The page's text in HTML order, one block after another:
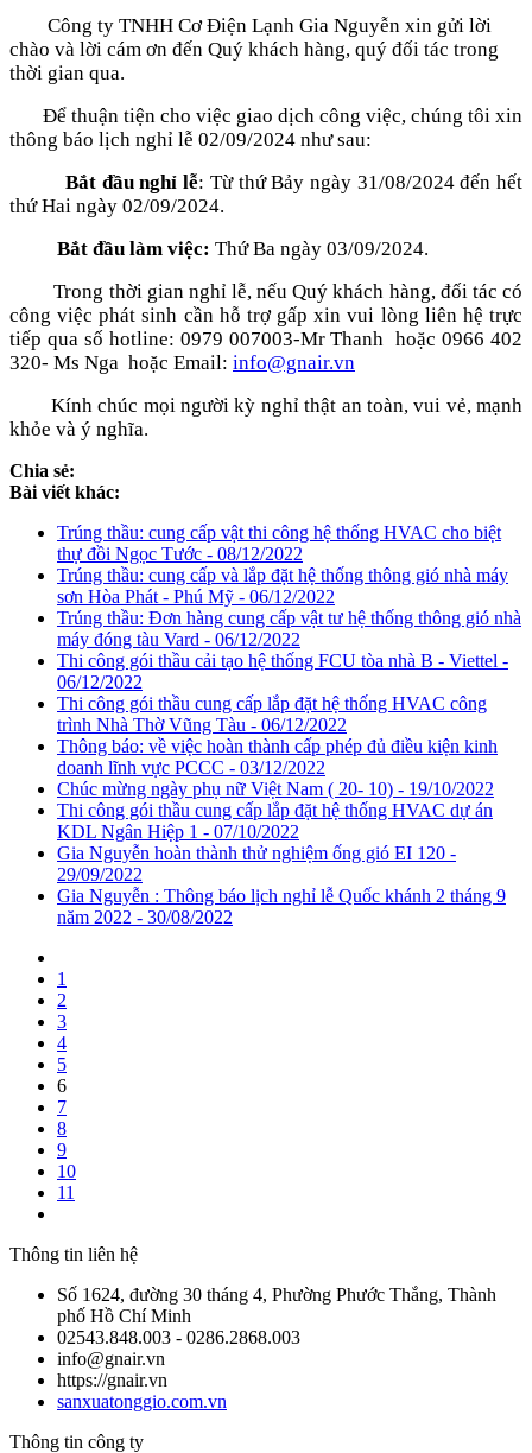
Công ty TNHH Cơ Điện Lạnh Gia Nguyễn xin gửi lời
chào và lời cám ơn đến Quý khách hàng, quý đối tác trong
thời gian qua.
Để thuận tiện cho việc giao dịch công việc, chúng tôi xin
thông báo lịch nghỉ lễ 02/09/2024 như sau:
Bắt đầu nghỉ lễ: Từ thứ Bảy ngày 31/08/2024 đến hết
thứ Hai ngày 02/09/2024.
Bắt đầu làm việc: Thứ Ba ngày 03/09/2024.
Trong thời gian nghỉ lễ, nếu Quý khách hàng, đối tác có
công việc phát sinh cần hỗ trợ gấp xin vui lòng liên hệ trực
tiếp qua số hotline: 0979 007003-Mr Thanh hoặc 0966 402
320- Ms Nga hoặc Email: info@gnair.vn
Kính chúc mọi người kỳ nghỉ thật an toàn, vui vẻ, mạnh
khỏe và ý nghĩa.
Chia sẻ:
Bài viết khác:
Trúng thầu: cung cấp vật thi công hệ thống HVAC cho biệt
thự đồi Ngọc Tước - 08/12/2022
Trúng thầu: cung cấp và lắp đặt hệ thống thông gió nhà máy
sơn Hòa Phát - Phú Mỹ - 06/12/2022
Trúng thầu: Đơn hàng cung cấp vật tư hệ thống thông gió nhà
máy đóng tàu Vard - 06/12/2022
Thi công gói thầu cải tạo hệ thống FCU tòa nhà B - Viettel -
06/12/2022
Thi công gói thầu cung cấp lắp đặt hệ thống HVAC công
trình Nhà Thờ Vũng Tàu - 06/12/2022
Thông báo: về việc hoàn thành cấp phép đủ điều kiện kinh
doanh lĩnh vực PCCC - 03/12/2022
Chúc mừng ngày phụ nữ Việt Nam ( 20- 10) - 19/10/2022
Thi công gói thầu cung cấp lắp đặt hệ thống HVAC dự án
KDL Ngân Hiệp 1 - 07/10/2022
Gia Nguyễn hoàn thành thử nghiệm ống gió EI 120 -
29/09/2022
Gia Nguyễn : Thông báo lịch nghỉ lễ Quốc khánh 2 tháng 9
năm 2022 - 30/08/2022
1
2
3
4
5
6
7
8
9
10
11
Thông tin liên hệ
Số 1624, đường 30 tháng 4, Phường Phước Thắng, Thành
phố Hồ Chí Minh
02543.848.003 - 0286.2868.003
info@gnair.vn
https://gnair.vn
sanxuatonggio.com.vn
Thông tin công ty